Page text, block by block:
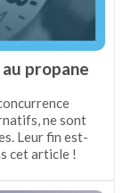
propane
ne sont
Leur fin est-
cet article !